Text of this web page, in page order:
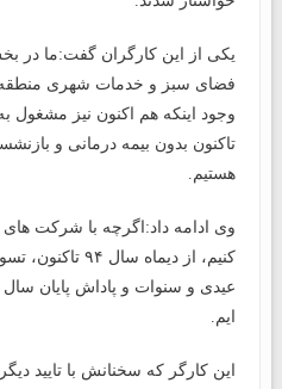
یکی از این کارگران گفت:ما در
وجود اینکه هم اکنون نیز مشغول
تاکنون بدون بیمه درمانی و
هستیم.
وی ادامه داد:اگرچه با شرکت
کنیم، از دیماه
عیدی و سنوات و پاداش پایان سال
ایم.
این کارگر که سخنانش با تایید